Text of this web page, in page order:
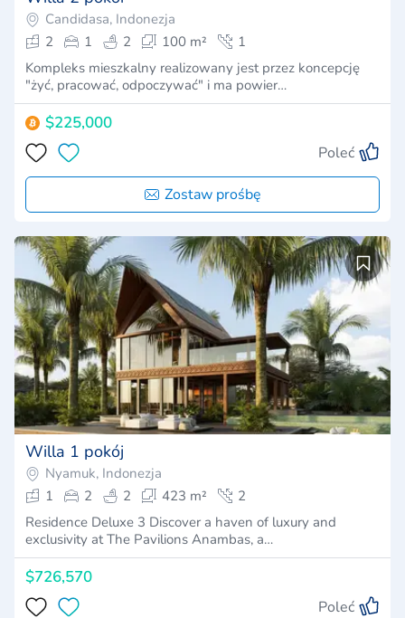
Candidasa, Indonezja
2
1 2 100 m²
1
Kompleks mieszkalny realizowany jest przez koncepcję
"żyć, pracować, odpoczywać" i ma powier…
$225,000
Poleć
Zostaw prośbę
Willa 1 pokój
Nyamuk, Indonezja
1
2 2 423 m²
2
Residence Deluxe 3 Discover a haven of luxury and
exclusivity at The Pavilions Anambas, a…
$726,570
Poleć